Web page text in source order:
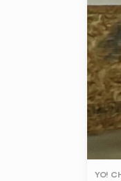
YO!